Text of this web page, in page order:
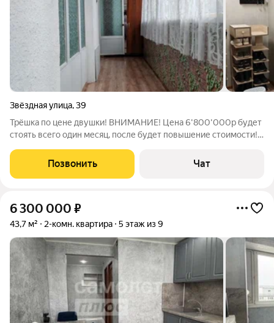
Звёздная улица,39
Трёшка по цене двушки! ВНИМАНИЕ! Цена 6'800'000р будет
стоять всего один месяц, после будет повышение стоимости!
собственник. Документы готовы к продаже, квартира готова к
переезду. Квартира
Позвонить Чат
6 300 000 ₽
43,7 м² 2-комн. квартира 5 этаж из 9